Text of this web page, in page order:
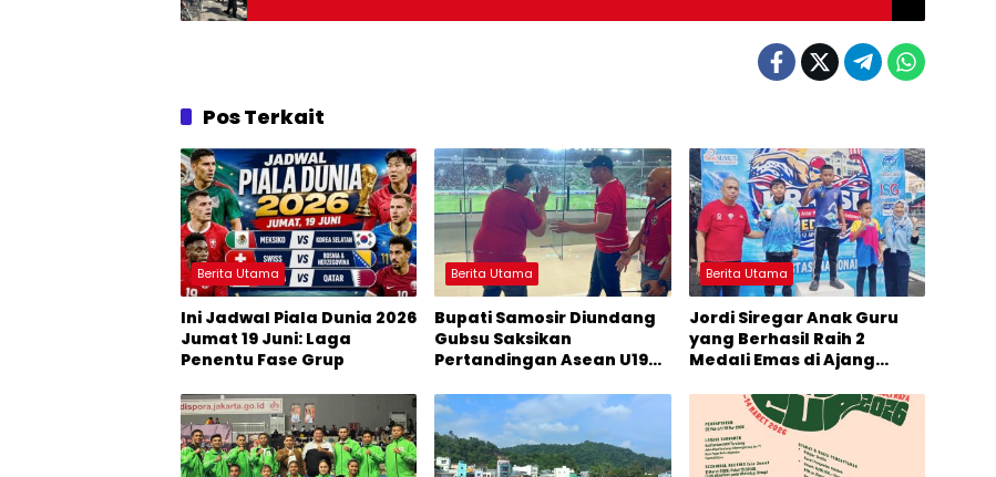
Pos Terkait
Berita Utama
Ini Jadwal Piala Dunia 2026
Jumat 19 Juni: Laga
Penentu Fase Grup
Berita Utama
Bupati Samosir Diundang
Gubsu Saksikan
Pertandingan Asean U19
Championship 2026
Berita Utama
Jordi Siregar Anak Guru
yang Berhasil Raih 2
Medali Emas di Ajang